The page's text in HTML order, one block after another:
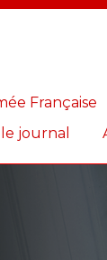
Française
journal